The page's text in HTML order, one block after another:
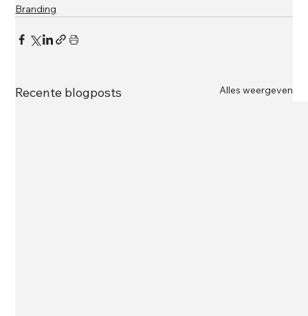
Branding
Recente blogposts Alles weergeven